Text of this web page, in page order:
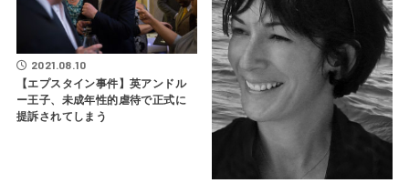
2021.08.10
【エプスタイン事件】英アンドル
ー王子、未成年性的虐待で正式に
提訴されてしまう